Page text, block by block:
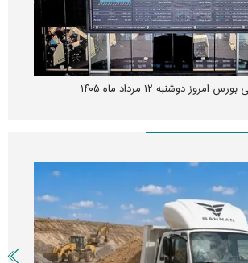
امروز دوشنبه ۱۲ مرداد ماه ۱۴۰۵